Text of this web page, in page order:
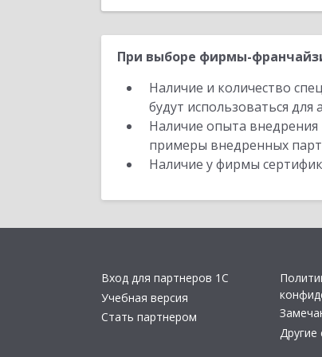
При выборе фирмы-
Наличие и количество
будут использоваться
Наличие опыта
примеры внедренных
Наличие у фирмы
Вход для партнеров 1С
Учебная версия
Стать партнером
Другие